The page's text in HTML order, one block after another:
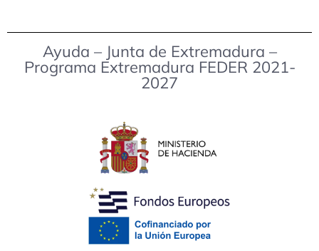
Ayuda – Junta de Extremadura –
Programa Extremadura FEDER 2021-
2027